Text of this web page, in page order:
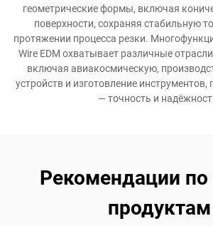
геометрические формы, включая
поверхности, сохраняя стабильную
протяжении процесса резки.
Wire EDM охватывает различные
включая авиакосмическую,
устройств и изготовление инструментов,
— точность и
Рекомендации
продуктам